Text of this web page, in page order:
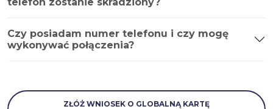
Czy posiadam numer telefonu i czy mogę
wykonywać połączenia?
ZŁÓŻ WNIOSEK O GLOBALNĄ KARTĘ